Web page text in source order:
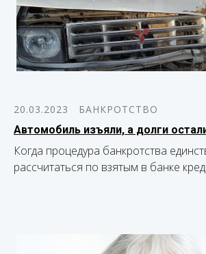
20.03.2023
БАНКРОТСТВО
Автомобиль изъяли, а долги
Когда процедура банкротства
рассчитаться по взятым в банке